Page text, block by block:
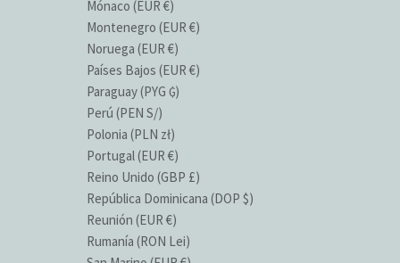
Mónaco (EUR €)
Montenegro (EUR €)
Noruega (EUR €)
Países Bajos (EUR €)
Paraguay (PYG ₲)
Perú (PEN S/)
Polonia (PLN zł)
Portugal (EUR €)
Reino Unido (GBP £)
República Dominicana (DOP $)
Reunión (EUR €)
Rumanía (RON Lei)